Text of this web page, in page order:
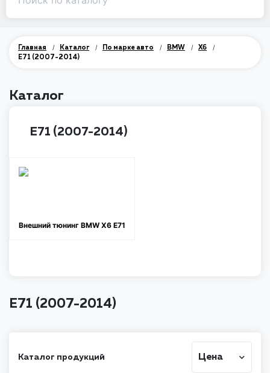
Главная / Каталог / По марке авто / BMW / X6 /
E71 (2007-2014)
Каталог
E71 (2007-2014)
Внешний тюнинг BMW X6 Е71
E71 (2007-2014)
Каталог продукций Цена